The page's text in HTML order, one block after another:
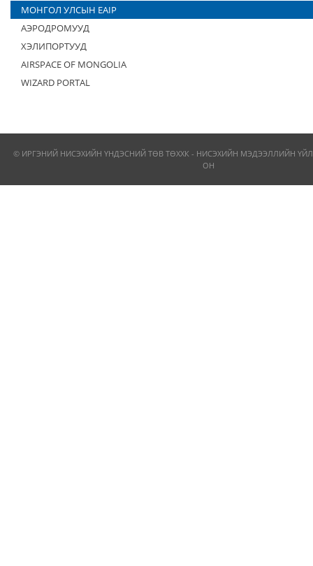
МОНГОЛ УЛСЫН EAIP
АЭРОДРОМУУД
ХЭЛИПОРТУУД
AIRSPACE OF MONGOLIA
WIZARD PORTAL
© ИРГЭНИЙ НИСЭХИЙН ҮНДЭСНИЙ ТӨВ ТӨХХК - НИСЭХИЙН МЭДЭЭЛЛИЙН
ОН